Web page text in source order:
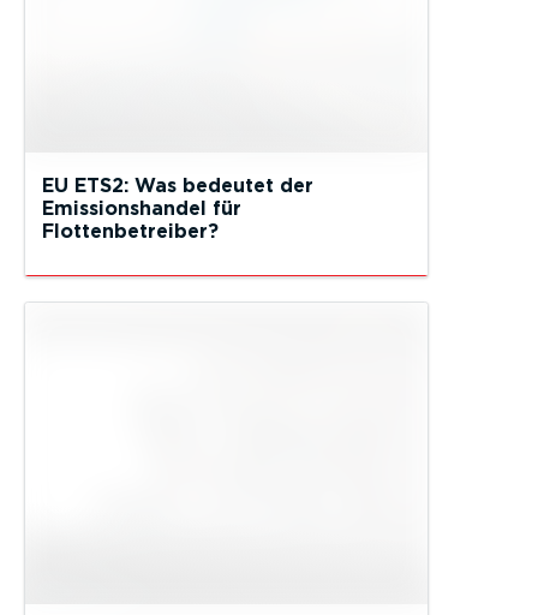
EU ETS2: Was bedeutet der
Emissionshandel für
Flottenbetreiber?